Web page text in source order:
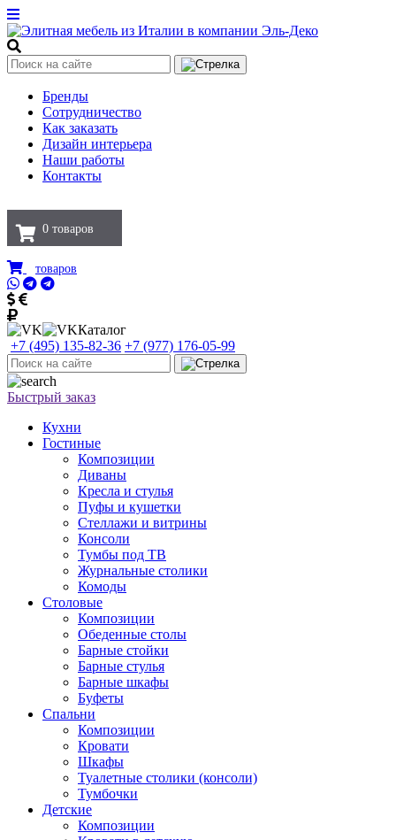
Бренды
Сотрудничество
Как заказать
Дизайн интерьера
Наши работы
Контакты
0 товаров
товаров
Каталог
+7 (495) 135-82-36 +7 (977) 176-05-99
Быстрый заказ
Кухни
Гостиные
Композиции
Диваны
Кресла и стулья
Пуфы и кушетки
Стеллажи и витрины
Консоли
Тумбы под ТВ
Журнальные столики
Комоды
Столовые
Композиции
Обеденные столы
Барные стойки
Барные стулья
Барные шкафы
Буфеты
Спальни
Композиции
Кровати
Шкафы
Туалетные столики (консоли)
Тумбочки
Детские
Композиции